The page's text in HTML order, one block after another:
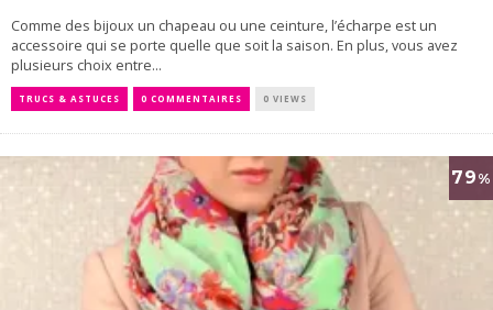
Comme des bijoux un chapeau ou une ceinture, l’écharpe est un
accessoire qui se porte quelle que soit la saison. En plus, vous avez
plusieurs choix entre...
TRUCS & ASTUCES 0 COMMENTAIRES 0 VIEWS
79 %